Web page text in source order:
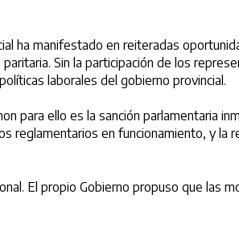
ha manifestado en reiteradas
Sin la participación de los
laborales del gobierno provincial.
para ello es la sanción parlamentaria
en funcionamiento, y la
El propio Gobierno propuso que las